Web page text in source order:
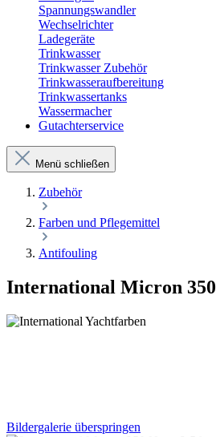
Spannungswandler
Wechselrichter
Ladegeräte
Trinkwasser
Trinkwasser Zubehör
Trinkwasseraufbereitung
Trinkwassertanks
Wassermacher
Gutachterservice
Menü schließen
Zubehör
Farben und Pflegemittel
Antifouling
International Micron
Bildergalerie überspringen